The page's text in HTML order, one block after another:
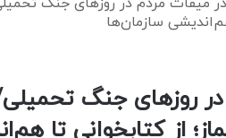
هم‌اندیشی سازمان‌ها
روزهای جنگ تحمیلی/
از کتابخوانی تا